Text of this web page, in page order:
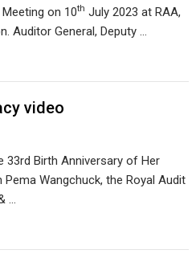
on 10th July 2023 at RAA,
Auditor General, Deputy …
video
Birth Anniversary of Her
Wangchuck, the Royal Audit
…